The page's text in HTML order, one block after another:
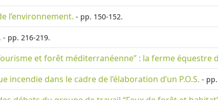
l’environnement. - pp. 150-152.
- pp. 216-219.
et forêt méditerranéenne” : la ferme équestre
incendie dans le cadre de l’élaboration d’un P.O.S. -